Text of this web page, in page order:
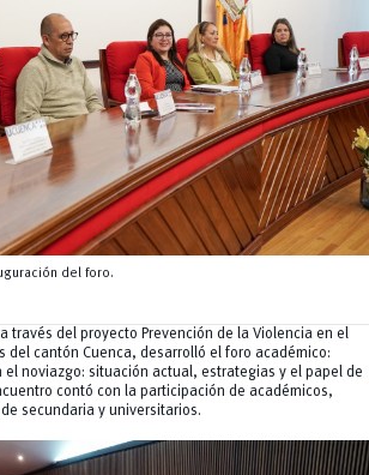
del foro.
a través del proyecto Prevención de la Violencia en el
del cantón Cuenca, desarrolló el foro académico:
el noviazgo: situación actual, estrategias y el papel de
contó con la participación de académicos,
secundaria y universitarios.